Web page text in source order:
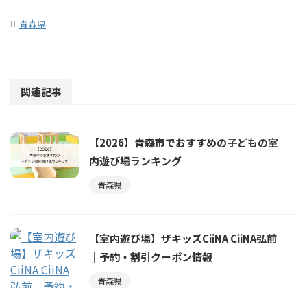
-青森県
関連記事
【2026】青森市でおすすめの子どもの室
内遊び場ランキング
青森県
【室内遊び場】ザキッズCiiNA CiiNA弘前
｜予約・割引クーポン情報
青森県